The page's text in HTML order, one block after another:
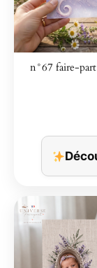
n°67 faire-